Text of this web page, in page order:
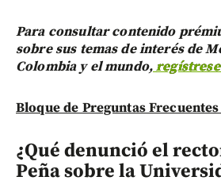
Para consultar contenido
sobre sus temas de interés de
Colombia y el mundo,
Bloque de Preguntas Frecuentes
¿Qué denunció el
Peña sobre la